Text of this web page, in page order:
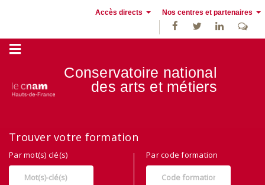
Accès directs Nos centres et partenaires
France
Conservatoire national
des arts et métiers
Trouver votre formation
Par mot(s) clé(s) Par code formation